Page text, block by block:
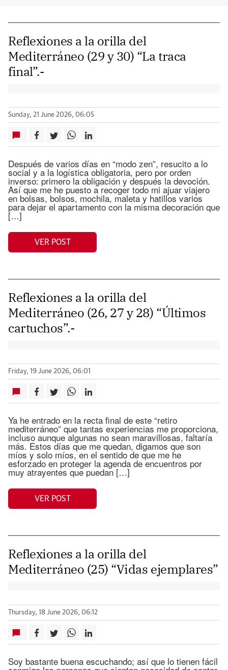
Reflexiones a la orilla del
Mediterráneo (29 y 30) “La traca
final”.-
Sunday, 21 June 2026, 06:05
Después de varios días en “modo zen”, resucito a lo
social y a la logística obligatoria, pero por orden
inverso: primero la obligación y después la devoción.
Así que me he puesto a recoger todo mi ajuar viajero
en bolsas, bolsos, mochila, maleta y hatillos varios
para dejar el apartamento con la misma decoración que
[…]
VER POST
Reflexiones a la orilla del
Mediterráneo (26, 27 y 28) “Últimos
cartuchos”.-
Friday, 19 June 2026, 06:01
Ya he entrado en la recta final de este “retiro
mediterráneo” que tantas experiencias me proporciona,
incluso aunque algunas no sean maravillosas, faltaría
más. Estos días que me quedan, digamos que son
míos y solo míos, en el sentido de que me he
esforzado en proteger la agenda de encuentros por
muy atrayentes que puedan […]
VER POST
Reflexiones a la orilla del
Mediterráneo (25) “Vidas ejemplares”
Thursday, 18 June 2026, 06:12
Soy bastante buena escuchando; así que lo tienen fácil